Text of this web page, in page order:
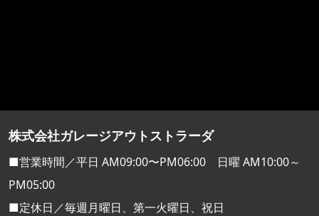
株式会社ガレージアウトストラーダ
■営業時間／平日 AM09:00〜PM06:00 日曜 AM10:00～
PM05:00
■定休日／毎週月曜日、第一火曜日、祝日